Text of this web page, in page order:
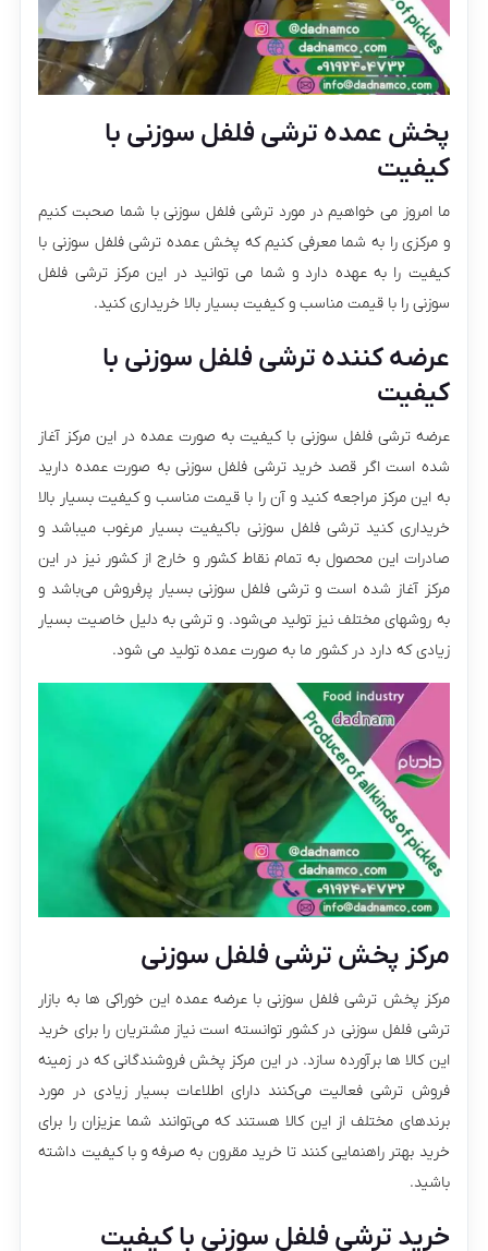
پخش عمده ترشی فلفل سوزنی با
کیفیت
ما امروز می خواهیم در مورد ترشی فلفل سوزنی با شما صحبت کنیم
و مرکزی را به شما معرفی کنیم که پخش عمده ترشی فلفل سوزنی با
کیفیت را به عهده دارد و شما می توانید در این مرکز ترشی فلفل
سوزنی را با قیمت مناسب و کیفیت بسیار بالا خریداری کنید.
عرضه کننده ترشی فلفل سوزنی با
کیفیت
عرضه ترشی فلفل سوزنی با کیفیت به صورت عمده در این مرکز آغاز
شده است اگر قصد خرید ترشی فلفل سوزنی به صورت عمده دارید
به این مرکز مراجعه کنید و آن را با قیمت مناسب و کیفیت بسیار بالا
خریداری کنید ترشی فلفل سوزنی باکیفیت بسیار مرغوب میباشد و
صادرات این محصول به تمام نقاط کشور و خارج از کشور نیز در این
مرکز آغاز شده است و ترشی فلفل سوزنی بسیار پرفروش می‌باشد و
به روشهای مختلف نیز تولید می‌شود. و ترشی به دلیل خاصیت بسیار
زیادی که دارد در کشور ما به صورت عمده تولید می شود.
مرکز پخش ترشی فلفل سوزنی
مرکز پخش ترشی فلفل سوزنی با عرضه عمده این خوراکی ها به بازار
ترشی فلفل سوزنی در کشور توانسته است نیاز مشتریان را برای خرید
این کالا ها برآورده سازد. در این مرکز پخش فروشندگانی که در زمینه
فروش ترشی فعالیت می‌کنند دارای اطلاعات بسیار زیادی در مورد
برندهای مختلف از این کالا هستند که می‌توانند شما عزیزان را برای
خرید بهتر راهنمایی کنند تا خرید مقرون به صرفه و با کیفیت داشته
باشید.
خرید ترشی فلفل سوزنی با کیفیت